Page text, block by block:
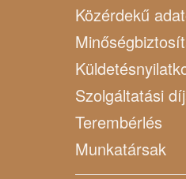
Közérdekű
Szolgáltatási
Terembérlés
Munkatársak